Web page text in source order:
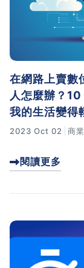
在網路上賣數
人怎麼辦？
我的生活變得
2023 Oct 02 商
閱讀更多